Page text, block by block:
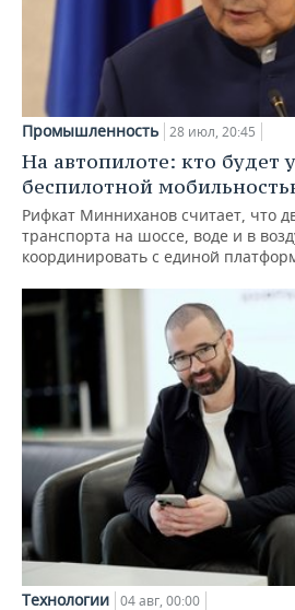
Промышленность 28 июл, 20:45
На автопилоте: кто будет
беспилотной
Рифкат Минниханов считает, что
транспорта на шоссе, воде и в
координировать с единой
Технологии 04 авг, 00:00